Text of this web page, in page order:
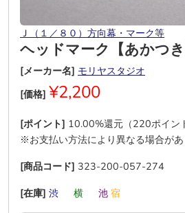
Ｊ（１／８０）方向幕・マーク等
ヘッドマーク【あかつ
[メーカー名] モリヤスタジオ
[価格] ¥2,200
[ポイント] 10.00%還元（220ポイン
※お支払い方法により異なる場合があ
[商品コード] 323-200-057-274
[在庫] 渋 横 池 宿